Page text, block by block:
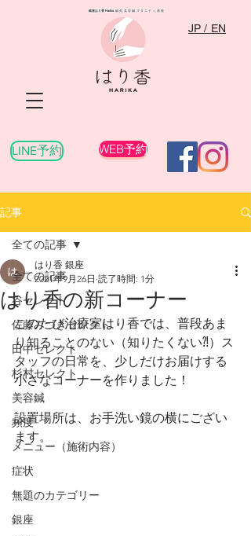
WEB予約
LINE予約
銀座はり香Harika​ 鍼灸,美容鍼,マタニティ,産後
JP / EN
記事
全ての記事
谷セレクト
佐藤みつきセレクト
田中セレクト
杉村セレクト
美容鍼
頻度
メニュー（施術内容）
症状
無題のカテゴリー
銀座
全ての記事
はり香の新コーナー
はり香 銀座
2021年9月26日 読了時間: 1分
このたび治療室はり香では、普段あま
り知ることのない（知りたくない⁈）ス
タッフの日常を、少しだけお届けする
小さなコーナーを作りました！
設置場所は、お手洗い鏡の横にござい
ます。